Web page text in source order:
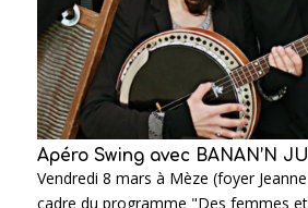
Apéro Swing avec BANAN’N
Vendredi 8 mars à Mèze (foyer
cadre du programme "Des femmes